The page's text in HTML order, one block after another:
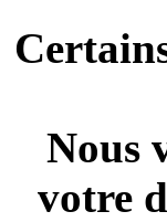
Nous
votre